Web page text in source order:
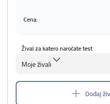
Cena:
Žival za katero naročate test
Moje živali
Dodaj